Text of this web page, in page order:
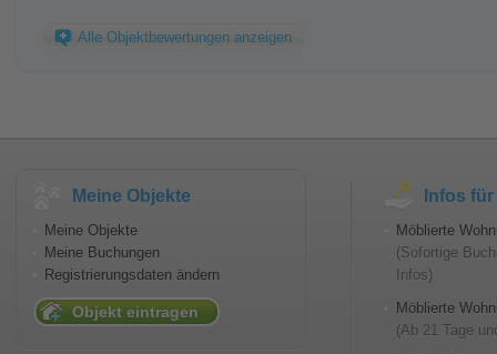
Alle Objektbewertungen anzeigen
Meine Objekte
Meine Objekte
Meine Buchungen
Registrierungsdaten ändern
Objekt eintragen
Infos
Möblierte
(Sofortige
Infos)
Möblierte
(Ab 21 Tage